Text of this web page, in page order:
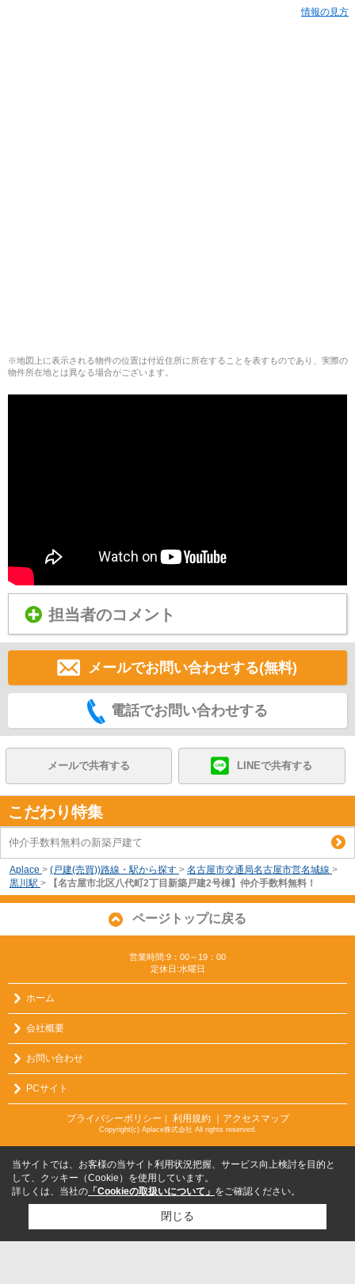
情報の見方
※地図上に表示される物件の位置は付近住所に所在することを表すものであり、実際の
物件所在地とは異なる場合がございます。
担当者のコメント
メールでお問い合わせする(無料)
電話でお問い合わせする
メールで共有する LINEで共有する
こだわり特集
仲介手数料無料の新築戸建て
Aplace > (戸建(売買))路線・駅から探す > 名古屋市交通局名古屋市営名城線 >
黒川駅 > 【名古屋市北区八代町2丁目新築戸建2号棟】仲介手数料無料！
ページトップに戻る
営業時間:9：00～19：00
定休日:水曜日
ホーム
会社概要
お問い合わせ
PCサイト
プライバシーポリシー ｜ 利用規約 ｜アクセスマップ
Copyright(c) Aplace株式会社 All rights reserved.
当サイトでは、お客様の当サイト利用状況把握、サービス向上検討を目的と
して、クッキー（Cookie）を使用しています。
詳しくは、当社の 「Cookieの取扱いについて」 をご確認ください。
閉じる